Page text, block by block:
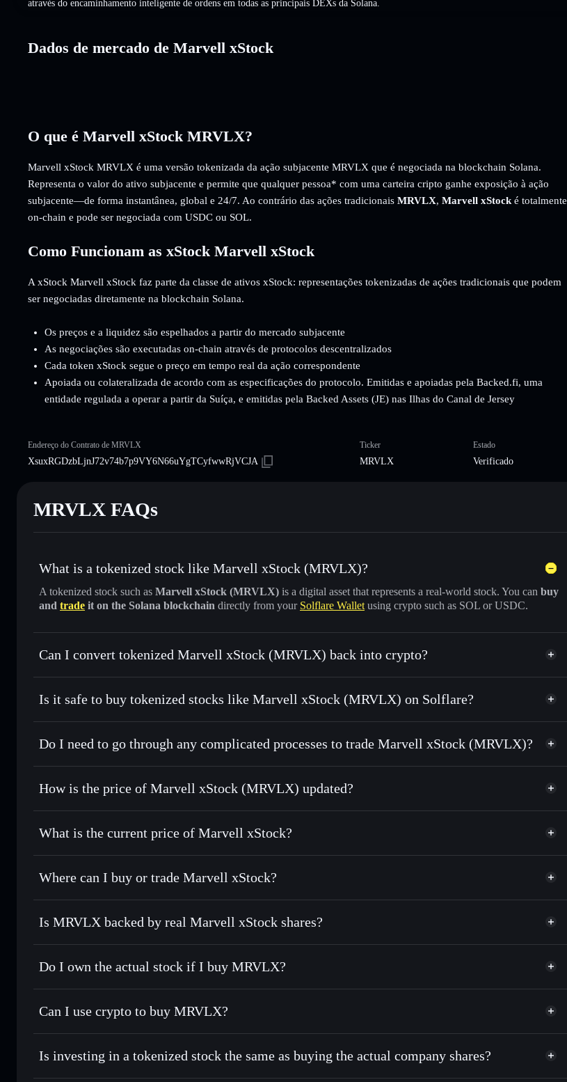
através do encaminhamento inteligente de ordens em todas as principais DEXs da Solana.
Dados de mercado de Marvell xStock
O que é Marvell xStock MRVLX?
Marvell xStock MRVLX é uma versão tokenizada da ação subjacente MRVLX que é negociada na blockchain Solana.
Representa o valor do ativo subjacente e permite que qualquer pessoa* com uma carteira cripto ganhe exposição à ação
subjacente—de forma instantânea, global e 24/7. Ao contrário das ações tradicionais MRVLX, Marvell xStock é totalmente
on-chain e pode ser negociada com USDC ou SOL.
Como Funcionam as xStock Marvell xStock
A xStock Marvell xStock faz parte da classe de ativos xStock: representações tokenizadas de ações tradicionais que podem
ser negociadas diretamente na blockchain Solana.
Os preços e a liquidez são espelhados a partir do mercado subjacente
As negociações são executadas on-chain através de protocolos descentralizados
Cada token xStock segue o preço em tempo real da ação correspondente
Apoiada ou colateralizada de acordo com as especificações do protocolo. Emitidas e apoiadas pela Backed.fi, uma
entidade regulada a operar a partir da Suíça, e emitidas pela Backed Assets (JE) nas Ilhas do Canal de Jersey
Endereço do Contrato de MRVLX
XsuxRGDzbLjnJ72v74b7p9VY6N66uYgTCyfwwRjVCJA
Ticker
MRVLX
Estado
Verificado
MRVLX FAQs
What is a tokenized stock like Marvell xStock (MRVLX)?
A tokenized stock such as Marvell xStock (MRVLX) is a digital asset that represents a real-world stock. You can buy
and trade it on the Solana blockchain directly from your Solflare Wallet using crypto such as SOL or USDC.
Can I convert tokenized Marvell xStock (MRVLX) back into crypto?
Marvell xStock swapped for USDC or SOL anytime
Is it safe to buy tokenized stocks like Marvell xStock (MRVLX) on Solflare?
1:1 backed, on-chain, and transparently verified
Do I need to go through any complicated processes to trade Marvell xStock (MRVLX)?
How is the price of Marvell xStock (MRVLX) updated?
Marvell xStock match the real-world stock price
What is the current price of Marvell xStock?
Marvell xStock $218.720 3.20%
Where can I buy or trade Marvell xStock?
Solflare Wallet
Is MRVLX backed by real Marvell xStock shares?
Do I own the actual stock if I buy MRVLX?
Can I use crypto to buy MRVLX?
Is investing in a tokenized stock the same as buying the actual company shares?